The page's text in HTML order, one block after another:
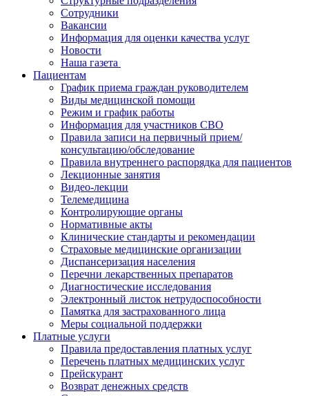
Сотрудники
Вакансии
Информация для оценки качества услуг
Новости
​​Наша газета
Пациентам
График приема граждан руководителем
Виды медицинской помощи
Режим и график работы
Информация для участников СВО
Правила записи на первичный прием/
консультацию/обследование
Правила внутреннего распорядка для пациентов
Лекционные занятия
Видео-лекции
Телемедицина
Контролирующие органы
Нормативные акты
Клинические стандарты и рекомендации
Страховые медицинские организации
Диспансеризация населения
Перечни лекарственных препаратов
Диагностические исследования
Электронный листок нетрудоспособности
Памятка для застрахованного лица
Меры социальной поддержки
Платные услуги
Правила предоставления платных услуг
Перечень платных медицинских услуг
Прейскурант
Возврат денежных средств